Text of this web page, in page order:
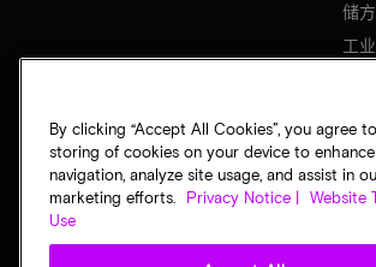
储
工
By clicking “Accept All Cookies”, you agree
storing of cookies on your device to
navigation, analyze site usage, and assist in
marketing efforts.
Privacy Notice |
Website
Use